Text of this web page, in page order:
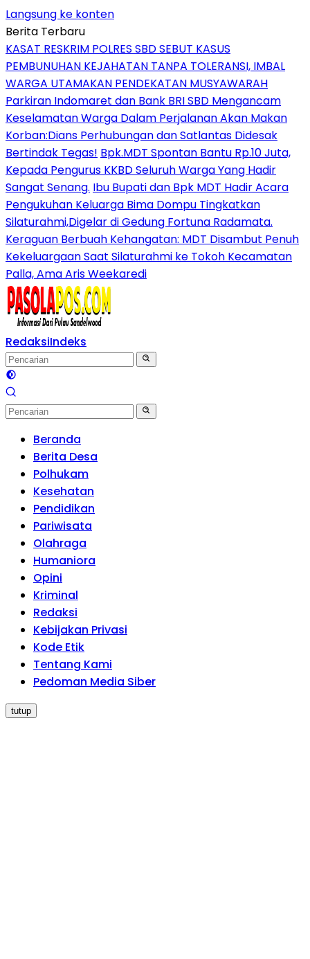
Langsung ke konten
Berita Terbaru
KASAT RESKRIM POLRES SBD SEBUT KASUS
PEMBUNUHAN KEJAHATAN TANPA TOLERANSI, IMBAL
WARGA UTAMAKAN PENDEKATAN MUSYAWARAH
Parkiran Indomaret dan Bank BRI SBD Mengancam
Keselamatan Warga Dalam Perjalanan Akan Makan
Korban:Dians Perhubungan dan Satlantas Didesak
Bertindak Tegas! Bpk.MDT Spontan Bantu Rp.10 Juta,
Kepada Pengurus KKBD Seluruh Warga Yang Hadir
Sangat Senang. Ibu Bupati dan Bpk MDT Hadir Acara
Pengukuhan Keluarga Bima Dompu Tingkatkan
Silaturahmi,Digelar di Gedung Fortuna Radamata.
Keraguan Berbuah Kehangatan: MDT Disambut Penuh
Kekeluargaan Saat Silaturahmi ke Tokoh Kecamatan
Palla, Ama Aris Weekaredi
RedaksiIndeks
Beranda
Berita Desa
Polhukam
Kesehatan
Pendidikan
Pariwisata
Olahraga
Humaniora
Opini
Kriminal
Redaksi
Kebijakan Privasi
Kode Etik
Tentang Kami
Pedoman Media Siber
tutup